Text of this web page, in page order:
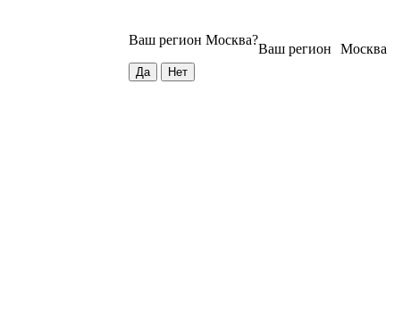
Москва
Ваш регион
Ваш регион Москва?